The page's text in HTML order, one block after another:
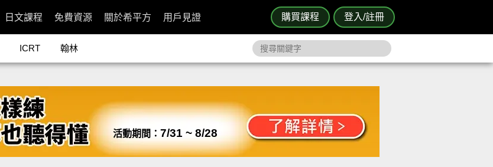
購買課程 登入/註冊
日文課程 免費資源 關於希平方 用戶見證
ICRT 翰林
活動期間： 7/31 ~ 8/28